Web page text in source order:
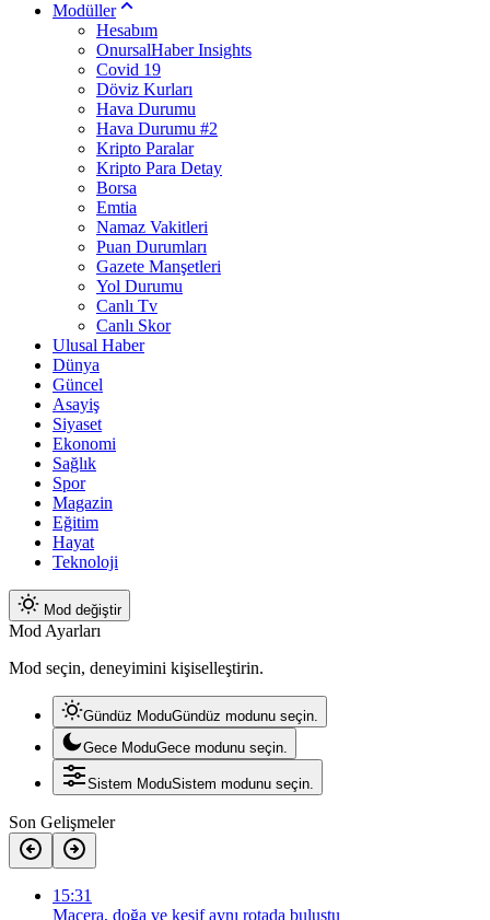
Modüller
Hesabım
OnursalHaber Insights
Covid 19
Döviz Kurları
Hava Durumu
Hava Durumu #2
Kripto Paralar
Kripto Para Detay
Borsa
Emtia
Namaz Vakitleri
Puan Durumları
Gazete Manşetleri
Yol Durumu
Canlı Tv
Canlı Skor
Ulusal Haber
Dünya
Güncel
Asayiş
Siyaset
Ekonomi
Sağlık
Spor
Magazin
Eğitim
Hayat
Teknoloji
Mod değiştir
Mod Ayarları
Mod seçin, deneyimini kişiselleştirin.
Gündüz ModuGündüz modunu seçin.
Gece ModuGece modunu seçin.
Sistem ModuSistem modunu seçin.
Son Gelişmeler
15:31
Macera, doğa ve keşif aynı rotada buluştu